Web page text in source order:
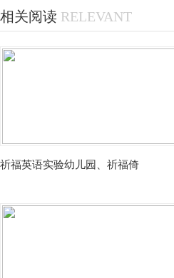
相关阅读 RELEVANT
祈福英语实验幼儿园、祈福倚